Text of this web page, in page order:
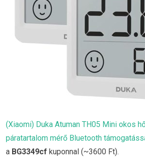
(Xiaomi) Duka Atuman TH05 Mini okos
páratartalom mérő Bluetooth
a BG3349cf kuponnal (~3600 Ft).